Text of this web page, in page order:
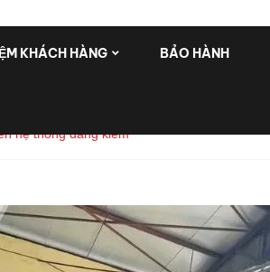
KHÁCH HÀNG BẢO HÀNH
hệ thống đăng kiểm